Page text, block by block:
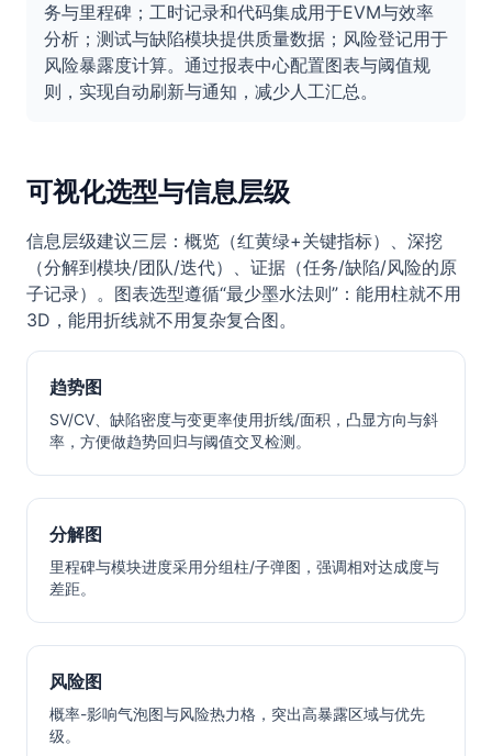
务与里程碑；工时记录和代码集成用于EVM与效率
分析；测试与缺陷模块提供质量数据；风险登记用于
风险暴露度计算。通过报表中心配置图表与阈值规
则，实现自动刷新与通知，减少人工汇总。
可视化选型与信息层级
信息层级建议三层：概览（红黄绿+关键指标）、深挖
（分解到模块/团队/迭代）、证据（任务/缺陷/风险的原
子记录）。图表选型遵循“最少墨水法则”：能用柱就不用
3D，能用折线就不用复杂复合图。
趋势图
SV/CV、缺陷密度与变更率使用折线/面积，凸显方向与斜
率，方便做趋势回归与阈值交叉检测。
分解图
里程碑与模块进度采用分组柱/子弹图，强调相对达成度与
差距。
风险图
概率-影响气泡图与风险热力格，突出高暴露区域与优先
级。